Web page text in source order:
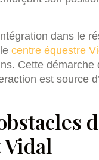
dans le
centre équestre
Cette démarche
est source